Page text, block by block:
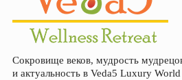
Сокровище веков, мудрость
и актуальность в Veda5 Luxury